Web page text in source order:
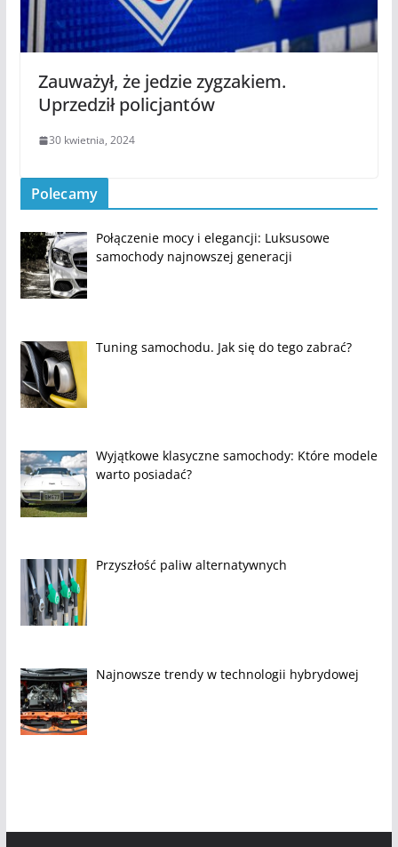
Zauważył, że jedzie zygzakiem.
Uprzedził policjantów
30 kwietnia, 2024
Polecamy
Połączenie mocy i elegancji: Luksusowe
samochody najnowszej generacji
Tuning samochodu. Jak się do tego zabrać?
Wyjątkowe klasyczne samochody: Które modele
warto posiadać?
Przyszłość paliw alternatywnych
Najnowsze trendy w technologii hybrydowej